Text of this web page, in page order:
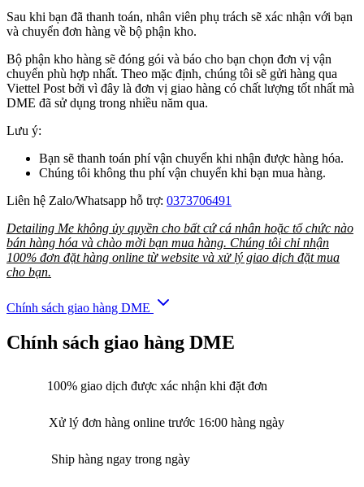
Sau khi bạn đã thanh toán, nhân viên phụ trách sẽ xác nhận với bạn
và chuyển đơn hàng về bộ phận kho.
Bộ phận kho hàng sẽ đóng gói và báo cho bạn chọn đơn vị vận
chuyển phù hợp nhất. Theo mặc định, chúng tôi sẽ gửi hàng qua
Viettel Post bởi vì đây là đơn vị giao hàng có chất lượng tốt nhất mà
DME đã sử dụng trong nhiều năm qua.
Lưu ý:
Bạn sẽ thanh toán phí vận chuyển khi nhận được hàng hóa.
Chúng tôi không thu phí vận chuyển khi bạn mua hàng.
Liên hệ Zalo/Whatsapp hỗ trợ: 0373706491
Detailing Me không ủy quyền cho bất cứ cá nhân hoặc tổ chức nào
bán hàng hóa và chào mời bạn mua hàng. Chúng tôi chỉ nhận
100% đơn đặt hàng online từ website và xử lý giao dịch đặt mua
cho bạn.
Chính sách giao hàng DME
Chính sách giao hàng DME
100% giao dịch được xác nhận khi đặt đơn
Xử lý đơn hàng online trước 16:00 hàng ngày
Ship hàng ngay trong ngày